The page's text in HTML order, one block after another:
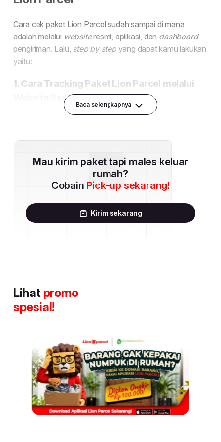
Baca selengkapnya
Mau kirim paket tapi males keluar
rumah?
Cobain Pick-up sekarang!
Kirim sekarang
Lihat promo
spesial!